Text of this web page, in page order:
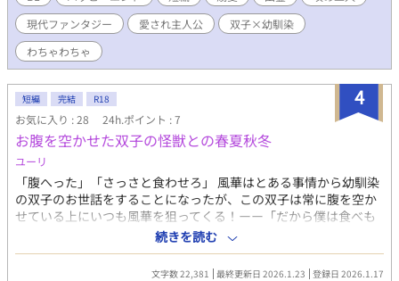
現代ファンタジー
愛され主人公
双子×幼馴染
わちゃわちゃ
4
短編 完結 R18
お気に入り : 28 24h.ポイント : 7
お腹を空かせた双子の怪獣との春夏秋冬
ユーリ
「腹へった」「さっさと食わせろ」 風華はとある事情から幼馴染
の双子のお世話をすることになったが、この双子は常に腹を空か
せている上にいつも風華を狙ってくる！ーー「だから僕は食べも
のじゃありません！」 お腹を空かせた双子の怪獣との春夏秋冬は
いつだって大変！
続きを読む
文字数 22,381 最終更新日 2026.1.23 登録日 2026.1.17